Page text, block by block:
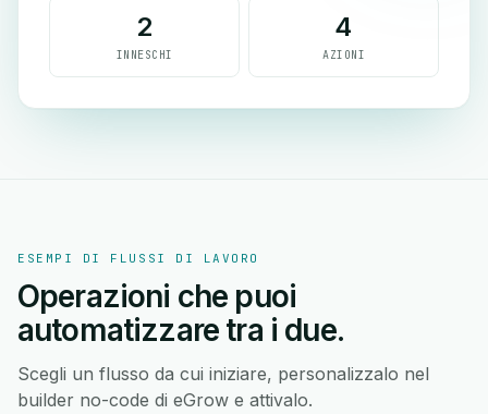
2
INNESCHI
4
AZIONI
ESEMPI DI FLUSSI DI LAVORO
Operazioni che puoi
automatizzare tra i due.
Scegli un flusso da cui iniziare, personalizzalo nel
builder no-code di eGrow e attivalo.